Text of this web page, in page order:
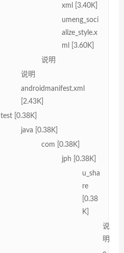
xml [3.40K]
umeng_soci
alize_style.x
ml [3.60K]
说明
说明
androidmanifest.xml
[2.43K]
test [0.38K]
java [0.38K]
com [0.38K]
jph [0.38K]
u_sha
re
[0.38
K]
说
明